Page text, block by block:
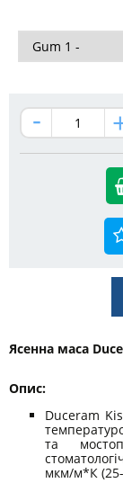
Ясенна маса
Опис:
Duceram
та
мкм/м*К